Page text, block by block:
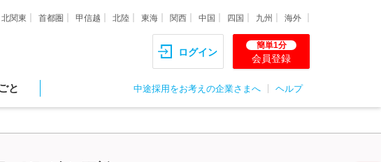
北関東 首都圏 甲信越 北陸 東海 関西 中国 四国 九州 海外
ログイン
簡単1分
会員登録
と 中途採用をお考えの企業さまへ ヘルプ